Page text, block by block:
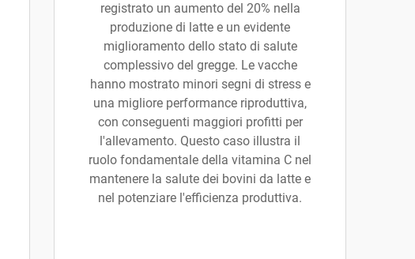
registrato un aumento del 20% nella
produzione di latte e un evidente
miglioramento dello stato di salute
complessivo del gregge. Le vacche
hanno mostrato minori segni di stress e
una migliore performance riproduttiva,
con conseguenti maggiori profitti per
l'allevamento. Questo caso illustra il
ruolo fondamentale della vitamina C nel
mantenere la salute dei bovini da latte e
nel potenziare l'efficienza produttiva.